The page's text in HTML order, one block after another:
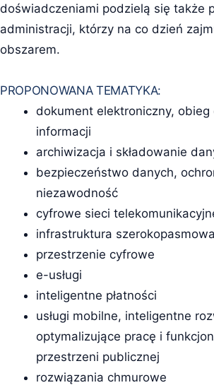
doświadczeniami podzielą się także
administracji, którzy na co dzień
obszarem.
PROPONOWANA TEMATYKA:
dokument elektroniczny,
informacji
archiwizacja i składowanie
bezpieczeństwo danych,
niezawodność
cyfrowe sieci
infrastruktura szerokopasmowa
przestrzenie cyfrowe
e-usługi
inteligentne płatności
usługi mobilne, inteligentne
optymalizujące pracę i
przestrzeni publicznej
rozwiązania chmurowe